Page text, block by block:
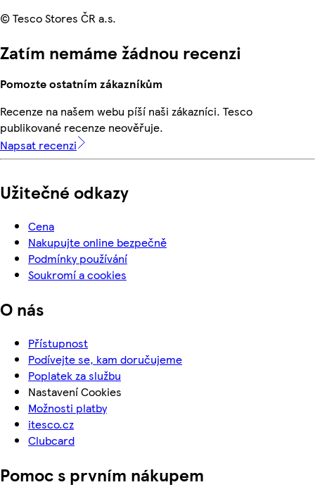
© Tesco Stores ČR a.s.
Zatím nemáme žádnou recenzi
Pomozte ostatním zákazníkům
Recenze na našem webu píší naši zákazníci. Tesco
publikované recenze neověřuje.
Napsat recenzi
Užitečné odkazy
Cena
Nakupujte online bezpečně
Podmínky používání
Soukromí a cookies
O nás
Přístupnost
Podívejte se, kam doručujeme
Poplatek za službu
Nastavení Cookies
Možnosti platby
itesco.cz
Clubcard
Pomoc s prvním nákupem